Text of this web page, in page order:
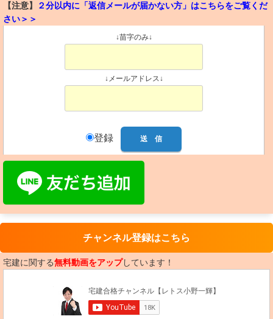
【注意】
２分以内に「返信メールが届かない方」はこちらをご覧くだ
さい＞＞
↓苗字のみ↓
↓メールアドレス↓
登録
チャンネル登録はこちら
宅建に関する無料動画をアップしています！